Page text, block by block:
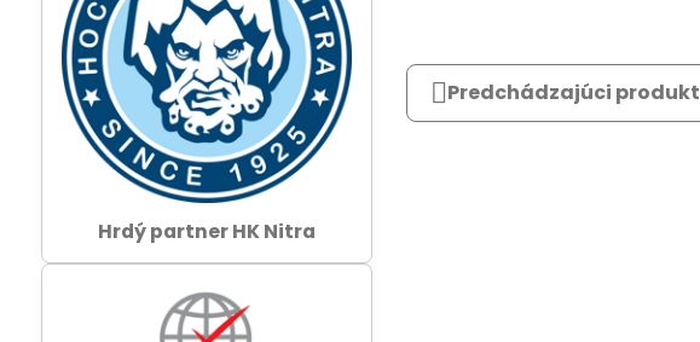
Predchádzajúci produkt
Hrdý partner HK Nitra